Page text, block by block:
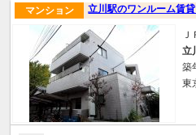
立川駅のワンルーム賃
マンション
立
築
東